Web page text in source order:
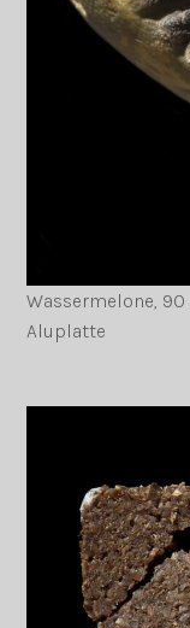
Wassermelone,
Aluplatte